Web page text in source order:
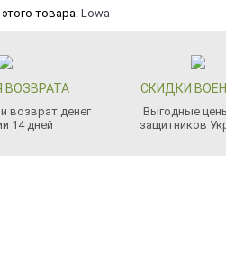
товара:Lowa
ВОЗВРАТА
возврат денег
14 дней
СКИДКИ
Выгодные
защитников